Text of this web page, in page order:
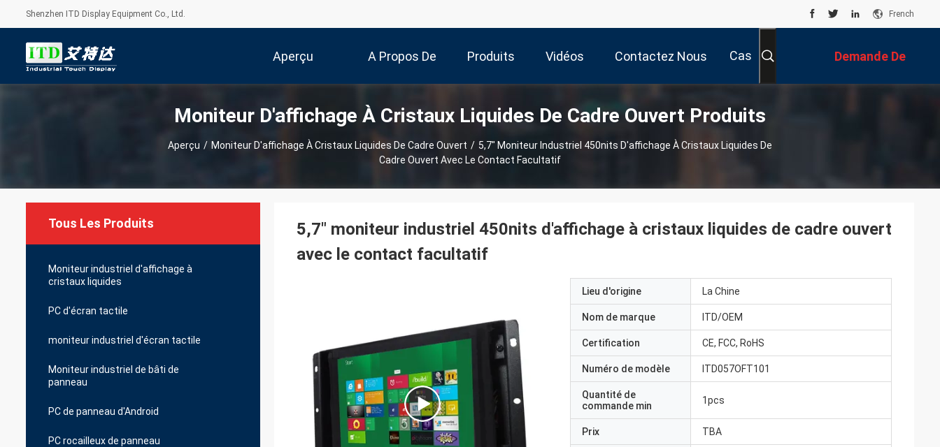
Shenzhen ITD Display Equipment Co., Ltd. French
Aperçu A Propos De
Nous
Produits Vidéos Contactez Nous Cas Demande De
Soumission
Moniteur D'affichage À Cristaux Liquides De Cadre Ouvert Produits
Aperçu / Moniteur D'affichage À Cristaux Liquides De Cadre Ouvert / 5,7" Moniteur Industriel 450nits D'affichage À Cristaux Liquides De
Cadre Ouvert Avec Le Contact Facultatif
Tous Les Produits
Moniteur industriel d'affichage à
cristaux liquides
PC d'écran tactile
moniteur industriel d'écran tactile
Moniteur industriel de bâti de
panneau
PC de panneau d'Android
PC rocailleux de panneau
5,7" moniteur industriel 450nits d'affichage à cristaux liquides de cadre ouvert
avec le contact facultatif
Lieu d'origine La Chine
Nom de marque ITD/OEM
Certification CE, FCC, RoHS
Numéro de modèle ITD057OFT101
Quantité de
commande min
1pcs
Prix TBA